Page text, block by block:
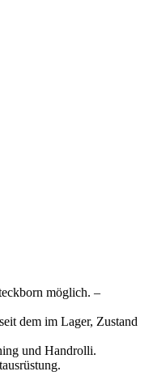
möglich. –
dem im Lager, Zustand
und Handrolli.